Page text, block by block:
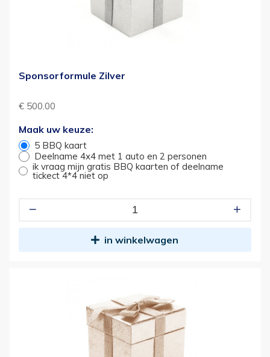
Sponsorformule Zilver
€ 500.00
Maak uw keuze:
5 BBQ kaart
Deelname 4x4 met 1 auto en 2 personen
ik vraag mijn gratis BBQ kaarten of deelname
tickect 4*4 niet op
in winkelwagen